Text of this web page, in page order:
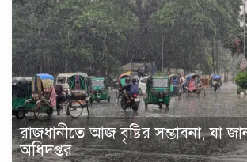
রাজধানীতে আজ বৃষ্টির সম্ভাবনা, যা
অধিদপ্তর